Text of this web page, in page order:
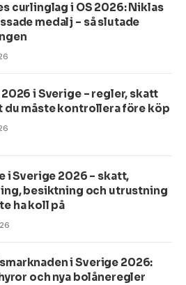
curlinglag i OS 2026: Niklas
medalj – så slutade
2026 i Sverige – regler, skatt
du måste kontrollera före köp
i Sverige 2026 – skatt,
besiktning och utrustning
ha koll på
i Sverige 2026:
och nya bolåneregler